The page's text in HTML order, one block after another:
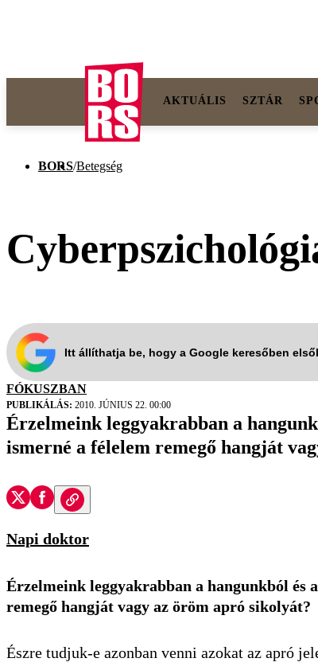
AKTUÁLIS SZTÁR
BORS/Betegség
Itt állíthatja be, hogy a Google keresőben
FÓKUSZBAN
PUBLIKÁLÁS: 2010. JÚNIUS 22. 00:00
Érzelmeink leggyakrabban a
ismerné a félelem remegő hangját
Napi doktor
Érzelmeink leggyakrabban a hangunkból és
remegő hangját vagy az öröm apró sikolyát?
Észre tudjuk-e azonban venni azokat az apró